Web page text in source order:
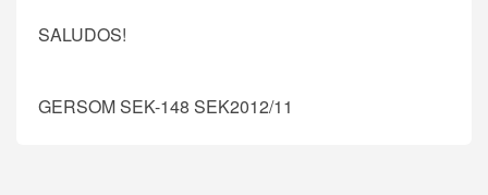
SALUDOS!
GERSOM SEK-148 SEK2012/11